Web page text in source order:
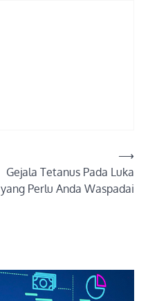
Gejala Tetanus Pada Luka
yang Perlu Anda Waspadai
⟶